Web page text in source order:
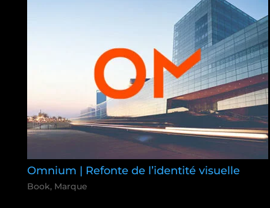
Omnium | Refonte de l’identité visuelle
Book, Marque